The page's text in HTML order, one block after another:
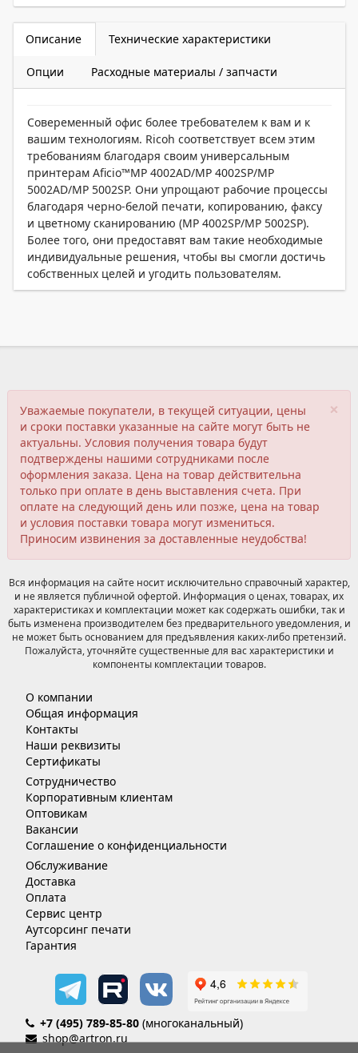
Описание Технические характеристики
Опции Расходные материалы / запчасти
Совеременный офис более требователем к вам и к
вашим технологиям. Ricoh соответствует всем этим
требованиям благодаря своим универсальным
принтерам Aficio™MP 4002AD/MP 4002SP/MP
5002AD/MP 5002SP. Они упрощают рабочие процессы
благодаря черно-белой печати, копированию, факсу
и цветному сканированию (MP 4002SP/MP 5002SP).
Более того, они предоставят вам такие необходимые
индивидуальные решения, чтобы вы смогли достичь
собственных целей и угодить пользователям.
×
Уважаемые покупатели, в текущей ситуации, цены
и сроки поставки указанные на сайте могут быть не
актуальны. Условия получения товара будут
подтверждены нашими сотрудниками после
оформления заказа. Цена на товар действительна
только при оплате в день выставления счета. При
оплате на следующий день или позже, цена на товар
и условия поставки товара могут измениться.
Приносим извинения за доставленные неудобства!
Вся информация на сайте носит исключительно справочный характер,
и не является публичной офертой. Информация о ценах, товарах, их
характеристиках и комплектации может как содержать ошибки, так и
быть изменена производителем без предварительного уведомления, и
не может быть основанием для предъявления каких-либо претензий.
Пожалуйста, уточняйте существенные для вас характеристики и
компоненты комплектации товаров.
О компании
Общая информация
Контакты
Наши реквизиты
Сертификаты
Сотрудничество
Корпоративным клиентам
Оптовикам
Вакансии
Соглашение о конфиденциальности
Обслуживание
Доставка
Оплата
Сервис центр
Аутсорсинг печати
Гарантия
+7 (495) 789-85-80 (многоканальный)
shop@artron.ru